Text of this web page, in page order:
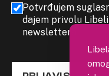
Potvrđujem
dajem privolu
newslettera